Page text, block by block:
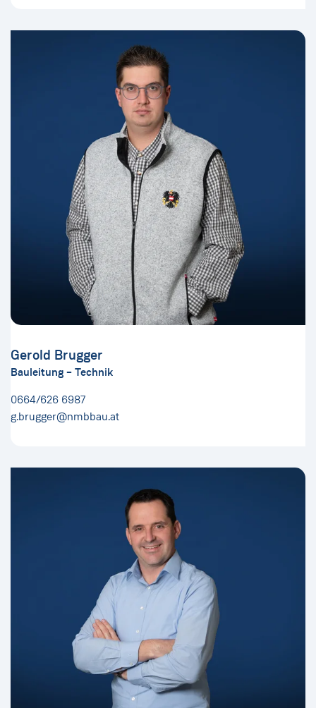
Gerold Brugger
Bauleitung – Technik
0664/626 6987
g.brugger@nmbbau.at